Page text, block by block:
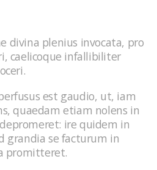
divina plenius invocata, pro
caelicoque infallibiliter
est gaudio, ut, iam
quaedam etiam nolens in
ire quidem in
grandia se facturum in
promitteret.